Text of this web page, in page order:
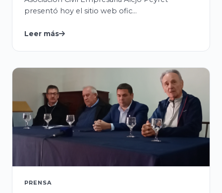
presentó hoy el sitio web ofic...
Leer más
PRENSA